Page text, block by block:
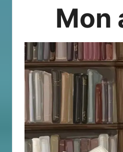
Mon